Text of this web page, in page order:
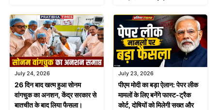
July 24, 2026
26 दिन बाद खत्म हुआ सोनम
वांगचुक का अनशन, केंद्र सरकार से
बातचीत के बाद लिया फैसला।
July 23, 2026
पीएम मोदी का बड़ा ऐलान: पेपर लीक
मामलों के लिए बनेंगे फास्ट-ट्रैक
कोर्ट, दोषियों को मिलेगी सख्त और